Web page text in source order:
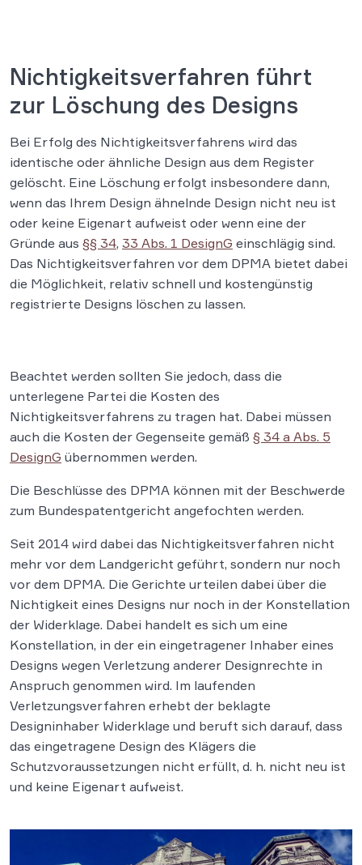
Nichtigkeitsverfahren führt
zur Löschung des Designs
Bei Erfolg des Nichtigkeitsverfahrens wird das
identische oder ähnliche Design aus dem Register
gelöscht. Eine Löschung erfolgt insbesondere dann,
wenn das Ihrem Design ähnelnde Design nicht neu ist
oder keine Eigenart aufweist oder wenn eine der
Gründe aus §§ 34, 33 Abs. 1 DesignG einschlägig sind.
Das Nichtigkeitsverfahren vor dem DPMA bietet dabei
die Möglichkeit, relativ schnell und kostengünstig
registrierte Designs löschen zu lassen.
Beachtet werden sollten Sie jedoch, dass die
unterlegene Partei die Kosten des
Nichtigkeitsverfahrens zu tragen hat. Dabei müssen
auch die Kosten der Gegenseite gemäß § 34 a Abs. 5
DesignG übernommen werden.
Die Beschlüsse des DPMA können mit der Beschwerde
zum Bundespatentgericht angefochten werden.
Seit 2014 wird dabei das Nichtigkeitsverfahren nicht
mehr vor dem Landgericht geführt, sondern nur noch
vor dem DPMA. Die Gerichte urteilen dabei über die
Nichtigkeit eines Designs nur noch in der Konstellation
der Widerklage. Dabei handelt es sich um eine
Konstellation, in der ein eingetragener Inhaber eines
Designs wegen Verletzung anderer Designrechte in
Anspruch genommen wird. Im laufenden
Verletzungsverfahren erhebt der beklagte
Designinhaber Widerklage und beruft sich darauf, dass
das eingetragene Design des Klägers die
Schutzvoraussetzungen nicht erfüllt, d. h. nicht neu ist
und keine Eigenart aufweist.